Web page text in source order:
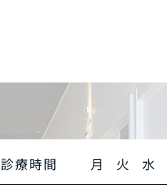
診療時間 月 火 水